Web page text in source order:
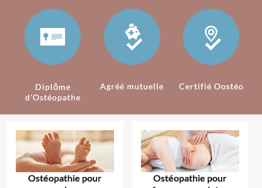
Diplôme
d'Ostéopathe
Agréé mutuelle Certifié Oostéo
Ostéopathie pour
Ostéopathie pour